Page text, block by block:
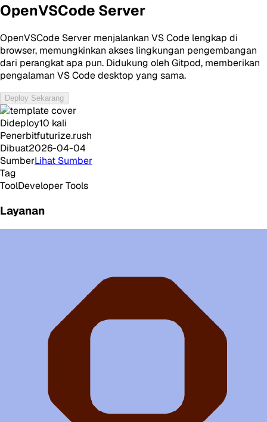
OpenVSCode Server
OpenVSCode Server menjalankan VS Code lengkap di
browser, memungkinkan akses lingkungan pengembangan
dari perangkat apa pun. Didukung oleh Gitpod, memberikan
pengalaman VS Code desktop yang sama.
Deploy Sekarang
Dideploy10 kali
Penerbitfuturize.rush
Dibuat2026-04-04
SumberLihat Sumber
Tag
ToolDeveloper Tools
Layanan